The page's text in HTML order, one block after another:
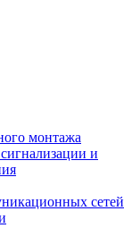
монтажа
и
сетей